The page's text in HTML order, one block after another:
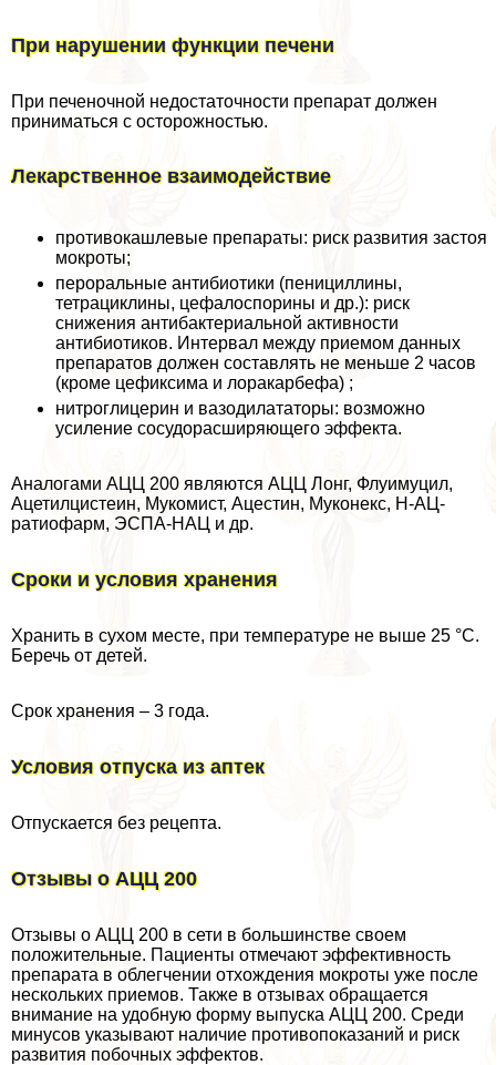
При нарушении функции печени
При печеночной недостаточности препарат должен
приниматься с осторожностью.
Лекарственное взаимодействие
противокашлевые препараты: риск развития застоя
мокроты;
перopaльные антибиотики (пенициллины,
тетрациклины, цефалоспорины и др.): риск
снижения антибактериальной активности
антибиотиков. Интервал между приемом данных
препаратов должен составлять не меньше 2 часов
(кроме цефиксима и лоpaкарбефа) ;
нитроглицерин и вазодилататоры: возможно
усиление сосудорасширяющего эффекта.
Аналогами АЦЦ 200 являются АЦЦ Лонг, Флуимуцил,
Ацетилцистеин, Мукомист, Ацестин, Муконекс, Н-АЦ-
ратиофарм, ЭСПА-НАЦ и др.
Сроки и условия хранения
Хранить в сухом месте, при температуре не выше 25 °C.
Беречь от детей.
Срок хранения – 3 года.
Условия отпуска из аптек
Отпускается без рецепта.
Отзывы о АЦЦ 200
Отзывы о АЦЦ 200 в сети в большинстве своем
положительные. Пациенты отмечают эффективность
препарата в облегчении отхождения мокроты уже после
нескольких приемов. Также в отзывах обращается
внимание на удобную форму выпуска АЦЦ 200. Среди
минусов указывают наличие противопоказаний и риск
развития побочных эффектов.